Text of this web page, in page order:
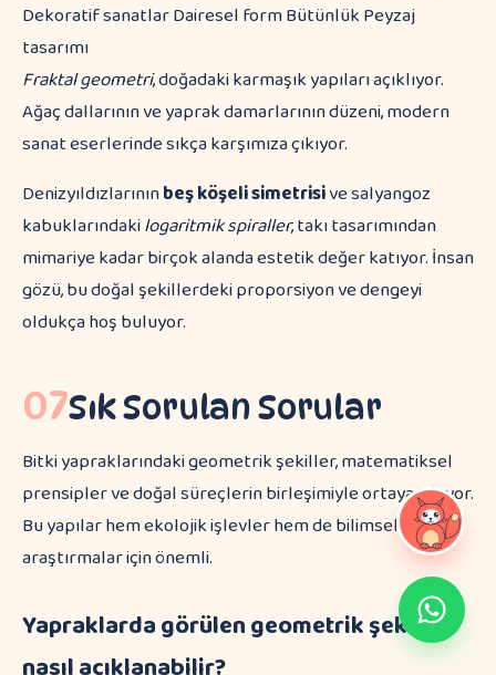
Dekoratif sanatlar Dairesel form Bütünlük Peyzaj
tasarımı
Fraktal geometri, doğadaki karmaşık yapıları açıklıyor.
Ağaç dallarının ve yaprak damarlarının düzeni, modern
sanat eserlerinde sıkça karşımıza çıkıyor.
Denizyıldızlarınınbeş köşeli simetrisive salyangoz
kabuklarındakilogaritmik spiraller, takı tasarımından
mimariye kadar birçok alanda estetik değer katıyor. İnsan
gözü, bu doğal şekillerdeki proporsiyon ve dengeyi
oldukça hoş buluyor.
07Sık Sorulan Sorular
Bitki yapraklarındaki geometrik şekiller, matematiksel
prensipler ve doğal süreçlerin birleşimiyle ortaya çıkıyor.
Bu yapılar hem ekolojik işlevler hem de bilimsel
araştırmalar için önemli.
Yapraklarda görülen geometrik şekiller